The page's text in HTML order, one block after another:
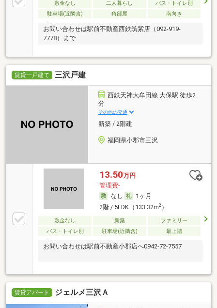
敷金なし 二人暮らし
バス・トイレ別
駐車場(近隣含)
角部屋 南向き
お問い合わせは駅前不動産西鉄筑紫店（092-919-
7778）まで
賃貸一戸建て 三沢戸建
西鉄天神大牟田線 大保駅 徒歩2
分
その他の交通
新築 / 2階建
福岡県小郡市三沢
13.50万円
管理費-
なし
1ヶ月
2階 / 5LDK（133.32m2）
敷金なし 新築
ファミリー
バス・トイレ別
駐車場(近隣含) 最上階
お問い合わせは駅前不動産小郡店へ0942-72-7557
賃貸アパート ジェルメ三沢Ａ